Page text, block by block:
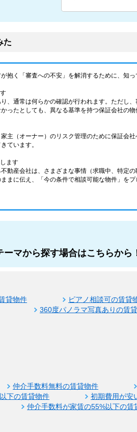
た
抱く「審査への不安」を解消するために、知
、通常は何らかの確認が行われます。ただし
ったとしても、異なる基準を持つ保証会社の物
主（オーナー）のリスク管理のために保証会
ています。
ます
動産会社は、さまざまな事情（求職中、特定
まに伝え、「今の条件で相談可能な物件」を
ーマから探す場合はこちらから
貸物件 ピアノ相談可の賃貸
360度パノラマ写真ありの賃
仲介手数料無料の賃貸物件
下の賃貸物件 初期費用が安
仲介手数料が家賃の55%以下の賃